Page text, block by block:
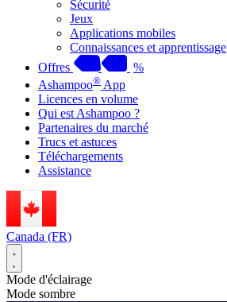
Sécurité
Jeux
Applications mobiles
Connaissances et apprentissage
Offres
%
Ashampoo® App
Licences en volume
Qui est Ashampoo ?
Partenaires du marché
Trucs et astuces
Téléchargements
Assistance
Canada (FR)
Mode d'éclairage
Mode sombre